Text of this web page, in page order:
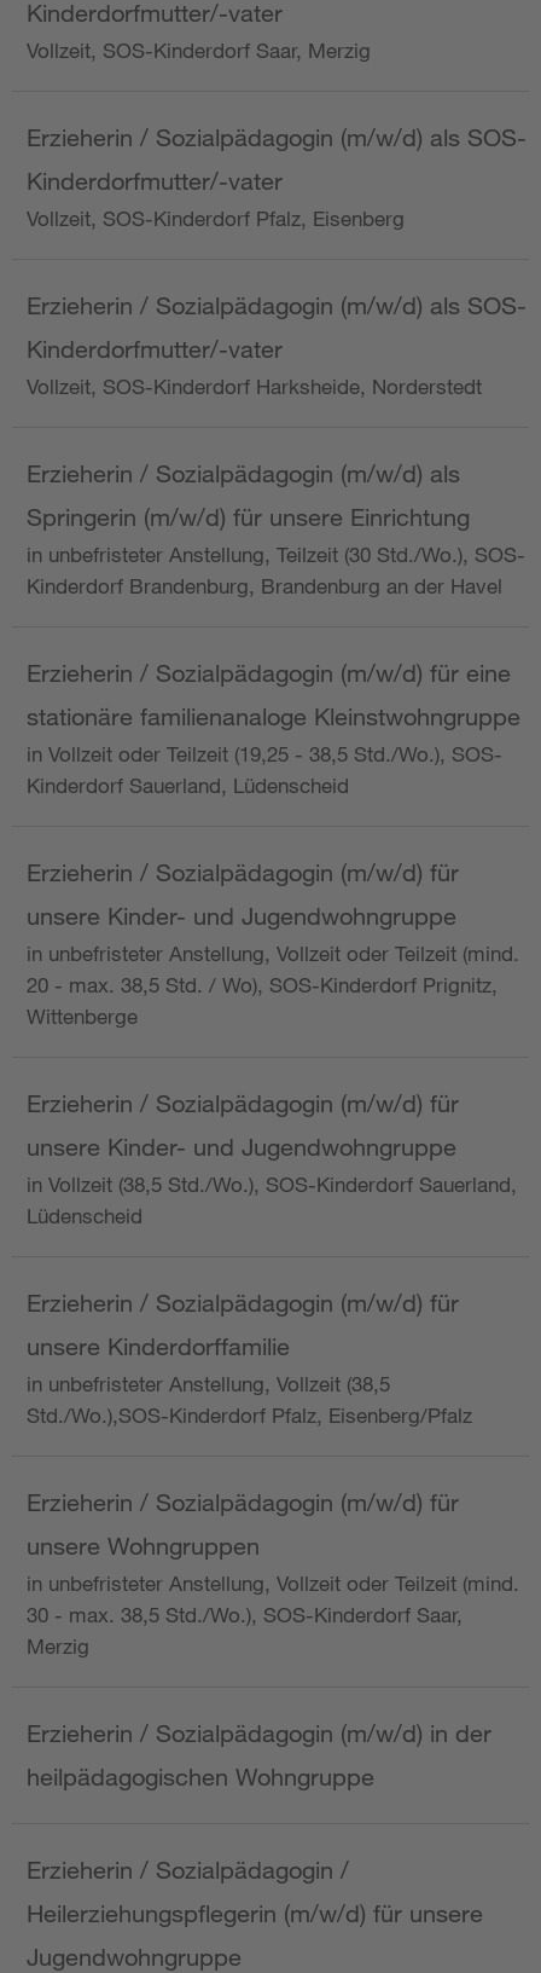
Kinderdorfmutter/-vater
Vollzeit, SOS-Kinderdorf Saar, Merzig
Erzieherin / Sozialpädagogin (m/w/d) als SOS-
Kinderdorfmutter/-vater
Vollzeit, SOS-Kinderdorf Pfalz, Eisenberg
Erzieherin / Sozialpädagogin (m/w/d) als SOS-
Kinderdorfmutter/-vater
Vollzeit, SOS-Kinderdorf Harksheide, Norderstedt
Erzieherin / Sozialpädagogin (m/w/d) als
Springerin (m/w/d) für unsere Einrichtung
in unbefristeter Anstellung, Teilzeit (30 Std./Wo.), SOS-
Kinderdorf Brandenburg, Brandenburg an der Havel
Erzieherin / Sozialpädagogin (m/w/d) für eine
stationäre familienanaloge Kleinstwohngruppe
in Vollzeit oder Teilzeit (19,25 - 38,5 Std./Wo.), SOS-
Kinderdorf Sauerland, Lüdenscheid
Erzieherin / Sozialpädagogin (m/w/d) für
unsere Kinder- und Jugendwohngruppe
in unbefristeter Anstellung, Vollzeit oder Teilzeit (mind.
20 - max. 38,5 Std. / Wo), SOS-Kinderdorf Prignitz,
Wittenberge
Erzieherin / Sozialpädagogin (m/w/d) für
unsere Kinder- und Jugendwohngruppe
in Vollzeit (38,5 Std./Wo.), SOS-Kinderdorf Sauerland,
Lüdenscheid
Erzieherin / Sozialpädagogin (m/w/d) für
unsere Kinderdorffamilie
in unbefristeter Anstellung, Vollzeit (38,5
Std./Wo.),SOS-Kinderdorf Pfalz, Eisenberg/Pfalz
Erzieherin / Sozialpädagogin (m/w/d) für
unsere Wohngruppen
in unbefristeter Anstellung, Vollzeit oder Teilzeit (mind.
30 - max. 38,5 Std./Wo.), SOS-Kinderdorf Saar,
Merzig
Erzieherin / Sozialpädagogin (m/w/d) in der
heilpädagogischen Wohngruppe
Erzieherin / Sozialpädagogin /
Heilerziehungspflegerin (m/w/d) für unsere
Jugendwohngruppe